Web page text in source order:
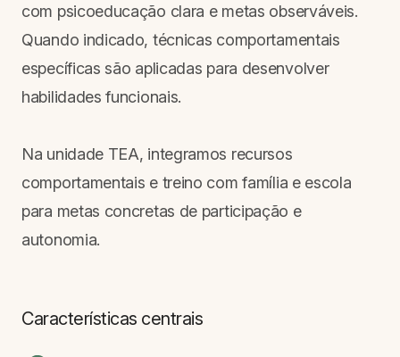
com psicoeducação clara e metas observáveis.
Quando indicado, técnicas comportamentais
específicas são aplicadas para desenvolver
habilidades funcionais.
Na unidade TEA, integramos recursos
comportamentais e treino com família e escola
para metas concretas de participação e
autonomia.
Características centrais